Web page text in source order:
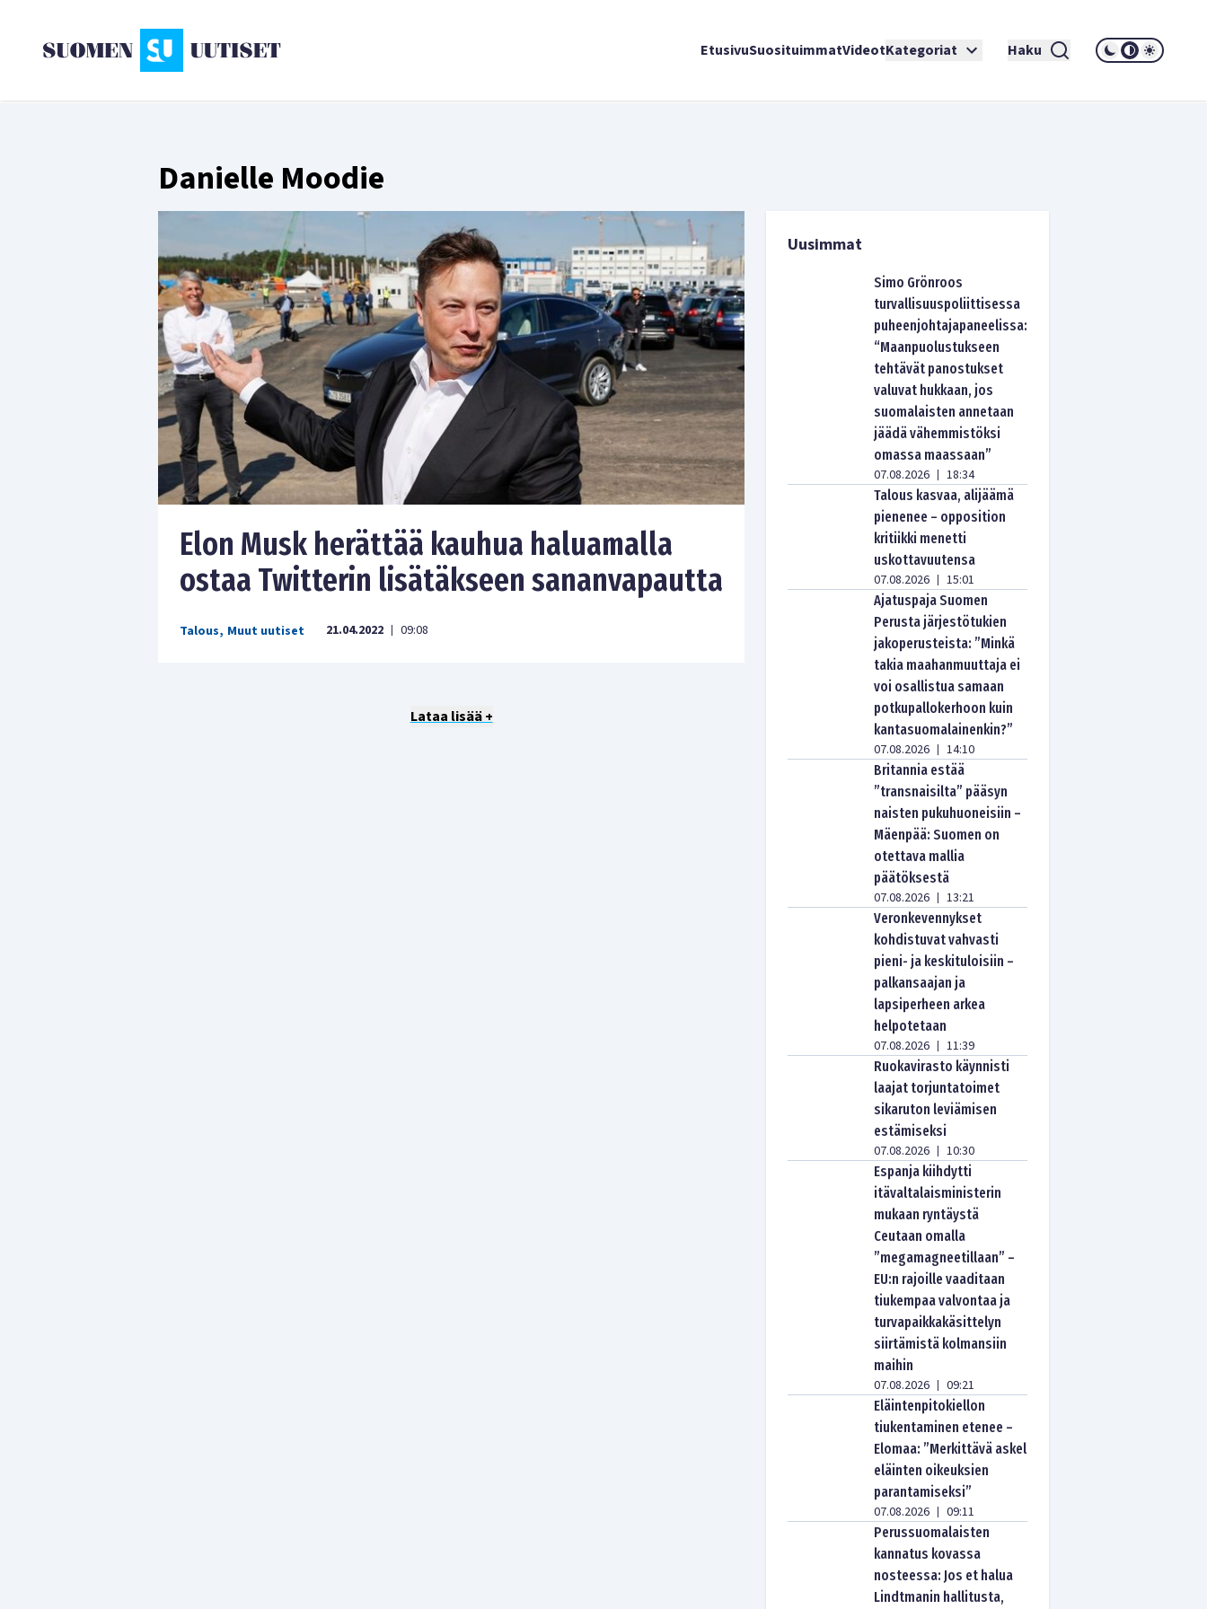
EtusivuSuosituimmatVideotKategoriat Haku
Danielle Moodie
Elon Musk herättää kauhua haluamalla
ostaa Twitterin lisätäkseen sananvapautta
Talous, Muut uutiset 21.04.2022 | 09:08
Lataa lisää +
Uusimmat
Simo Grönroos
turvallisuuspoliittisessa
puheenjohtajapaneelissa:
“Maanpuolustukseen
tehtävät panostukset
valuvat hukkaan, jos
suomalaisten annetaan
jäädä vähemmistöksi
omassa maassaan”
07.08.2026 | 18:34
Talous kasvaa, alijäämä
pienenee – opposition
kritiikki menetti
uskottavuutensa
07.08.2026 | 15:01
Ajatuspaja Suomen
Perusta järjestötukien
jakoperusteista: ”Minkä
takia maahanmuuttaja ei
voi osallistua samaan
potkupallokerhoon kuin
kantasuomalainenkin?”
07.08.2026 | 14:10
Britannia estää
”transnaisilta” pääsyn
naisten pukuhuoneisiin –
Mäenpää: Suomen on
otettava mallia
päätöksestä
07.08.2026 | 13:21
Veronkevennykset
kohdistuvat vahvasti
pieni- ja keskituloisiin –
palkansaajan ja
lapsiperheen arkea
helpotetaan
07.08.2026 | 11:39
Ruokavirasto käynnisti
laajat torjuntatoimet
sikaruton leviämisen
estämiseksi
07.08.2026 | 10:30
Espanja kiihdytti
itävaltalaisministerin
mukaan ryntäystä
Ceutaan omalla
”megamagneetillaan” –
EU:n rajoille vaaditaan
tiukempaa valvontaa ja
turvapaikkakäsittelyn
siirtämistä kolmansiin
maihin
07.08.2026 | 09:21
Eläintenpitokiellon
tiukentaminen etenee –
Elomaa: ”Merkittävä askel
eläinten oikeuksien
parantamiseksi”
07.08.2026 | 09:11
Perussuomalaisten
kannatus kovassa
nosteessa: Jos et halua
Lindtmanin hallitusta,